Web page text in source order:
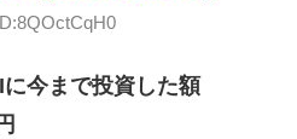
今まで投資した額